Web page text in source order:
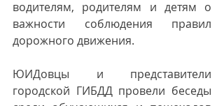
водителям, родителям и детям о
важности соблюдения правил
дорожного движения.
ЮИДовцы и представители
городской ГИБДД провели беседы